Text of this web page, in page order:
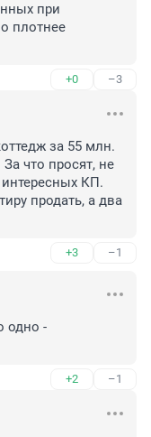
при
плотнее
+0 –3
за 55 млн.
что просят, не
КП.
продать, а два
+3 –1
одно -
+2 –1